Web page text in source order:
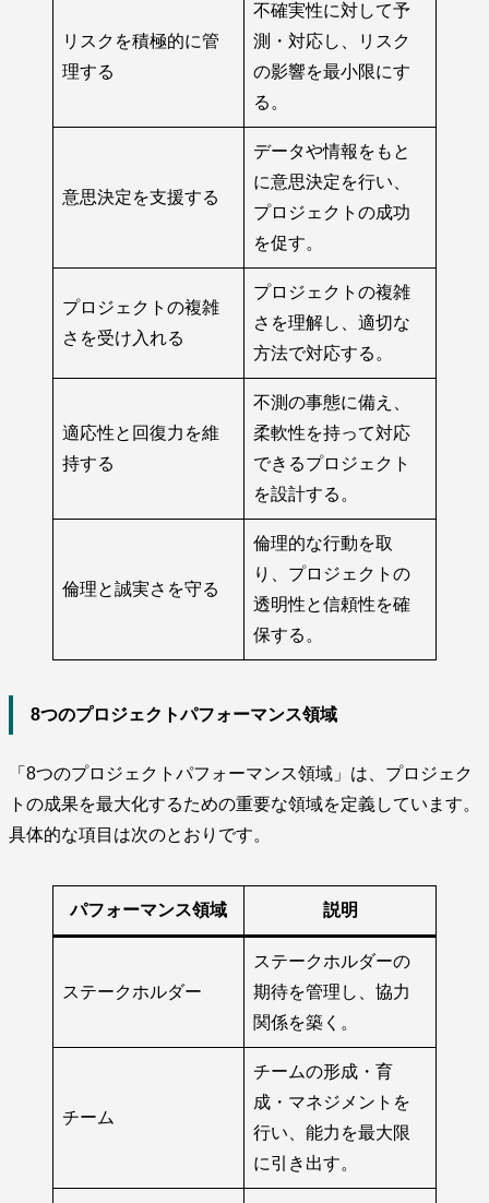
リスクを積極的に管
理する
不確実性に対して予
測・対応し、リスク
の影響を最小限にす
る。
意思決定を支援する
データや情報をもと
に意思決定を行い、
プロジェクトの成功
を促す。
プロジェクトの複雑
さを受け入れる
プロジェクトの複雑
さを理解し、適切な
方法で対応する。
適応性と回復力を維
持する
不測の事態に備え、
柔軟性を持って対応
できるプロジェクト
を設計する。
倫理と誠実さを守る
倫理的な行動を取
り、プロジェクトの
透明性と信頼性を確
保する。
8つのプロジェクトパフォーマンス領域
「8つのプロジェクトパフォーマンス領域」は、プロジェク
トの成果を最大化するための重要な領域を定義しています。
具体的な項目は次のとおりです。
パフォーマンス領域 説明
ステークホルダー
ステークホルダーの
期待を管理し、協力
関係を築く。
チーム
チームの形成・育
成・マネジメントを
行い、能力を最大限
に引き出す。